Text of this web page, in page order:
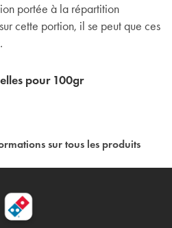
portée à la répartition
cette portion, il se peut que ces
pour 100gr
sur tous les produits